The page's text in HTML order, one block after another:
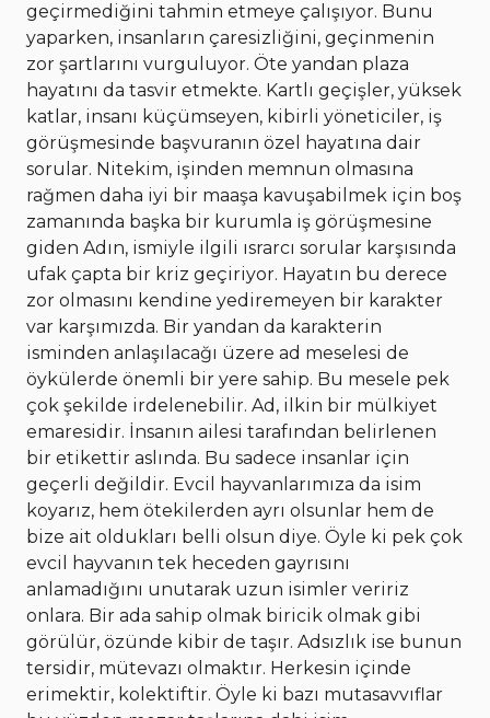
geçirmediğini tahmin etmeye çalışıyor. Bunu
yaparken, insanların çaresizliğini, geçinmenin
zor şartlarını vurguluyor. Öte yandan plaza
hayatını da tasvir etmekte. Kartlı geçişler, yüksek
katlar, insanı küçümseyen, kibirli yöneticiler, iş
görüşmesinde başvuranın özel hayatına dair
sorular. Nitekim, işinden memnun olmasına
rağmen daha iyi bir maaşa kavuşabilmek için boş
zamanında başka bir kurumla iş görüşmesine
giden Adın, ismiyle ilgili ısrarcı sorular karşısında
ufak çapta bir kriz geçiriyor. Hayatın bu derece
zor olmasını kendine yediremeyen bir karakter
var karşımızda. Bir yandan da karakterin
isminden anlaşılacağı üzere ad meselesi de
öykülerde önemli bir yere sahip. Bu mesele pek
çok şekilde irdelenebilir. Ad, ilkin bir mülkiyet
emaresidir. İnsanın ailesi tarafından belirlenen
bir etikettir aslında. Bu sadece insanlar için
geçerli değildir. Evcil hayvanlarımıza da isim
koyarız, hem ötekilerden ayrı olsunlar hem de
bize ait oldukları belli olsun diye. Öyle ki pek çok
evcil hayvanın tek heceden gayrısını
anlamadığını unutarak uzun isimler veririz
onlara. Bir ada sahip olmak biricik olmak gibi
görülür, özünde kibir de taşır. Adsızlık ise bunun
tersidir, mütevazı olmaktır. Herkesin içinde
erimektir, kolektiftir. Öyle ki bazı mutasavvıflar